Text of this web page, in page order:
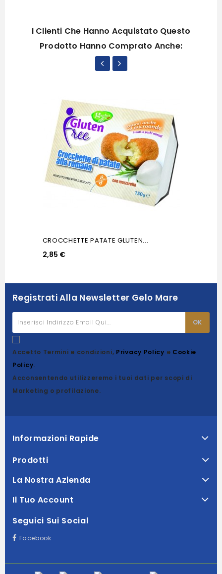
I Clienti Che Hanno Acquistato Questo
Prodotto Hanno Comprato Anche:
CROCCHETTE PATATE GLUTEN...
2,85 €
Registrati Alla Newsletter Gelo Mare
Accetto Termini e condizioni, Privacy Policy e Cookie
Policy.
Acconsentendo utilizzeremo i tuoi dati per scopi di
Marketing o profilazione.
Informazioni Rapide
Prodotti
La Nostra Azienda
Il Tuo Account
Seguici Sui Social
Facebook